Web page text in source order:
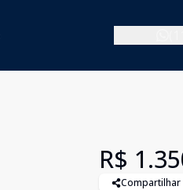
R$
Compartilhar